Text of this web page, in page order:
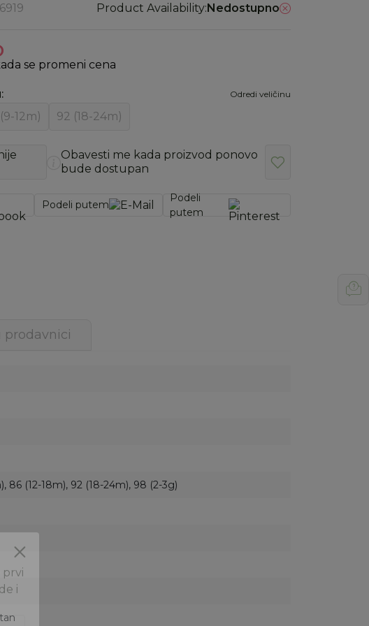
Product Availability:Nedostupno
se promeni cena
: Odredi veličinu
12m) 92 (18-24m)
Obavesti me kada proizvod ponovo
bude dostupan
Podeli putem
Podeli
putem
prodavnici
86 (12-18m), 92 (18-24m), 98 (2-3g)